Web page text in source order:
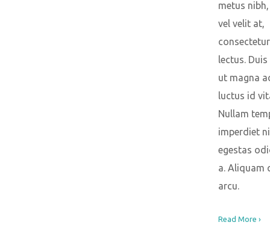
metus
vel velit at,
lectus.
ut magna
luctus id
Nullam
imperdiet
egestas
a. Aliquam
arcu.
Read More ›